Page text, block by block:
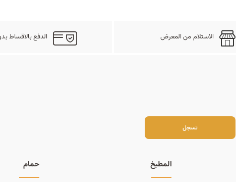
الاستلام من المعرض الدفع بالاقساط
تسجل
تسجل
المطبخ حمام